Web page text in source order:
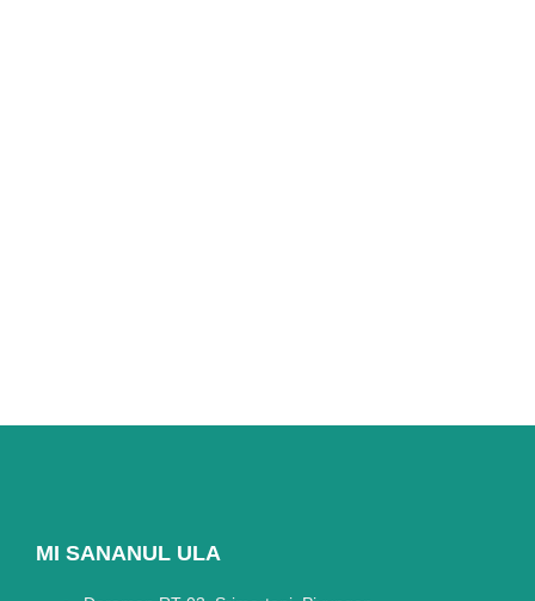
MI SANANUL ULA